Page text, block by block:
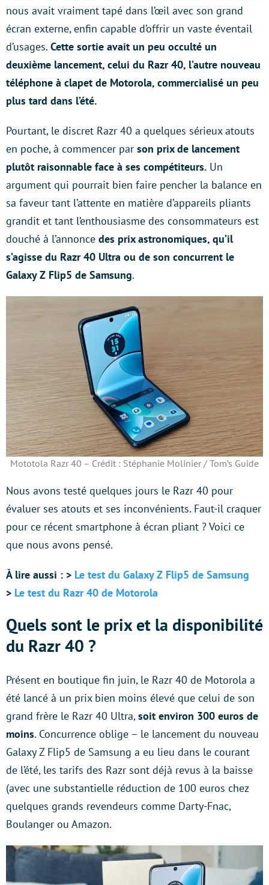
nous avait vraiment tapé dans l’œil avec son grand
écran externe, enfin capable d’offrir un vaste éventail
d’usages. Cette sortie avait un peu occulté un
deuxième lancement, celui du Razr 40, l’autre nouveau
téléphone à clapet de Motorola, commercialisé un peu
plus tard dans l’été.
Pourtant, le discret Razr 40 a quelques sérieux atouts
en poche, à commencer par son prix de lancement
plutôt raisonnable face à ses compétiteurs. Un
argument qui pourrait bien faire pencher la balance en
sa faveur tant l’attente en matière d’appareils pliants
grandit et tant l’enthousiasme des consommateurs est
douché à l’annonce des prix astronomiques, qu’il
s’agisse du Razr 40 Ultra ou de son concurrent le
Galaxy Z Flip5 de Samsung.
Mototola Razr 40 – Crédit : Stéphanie Molinier / Tom’s Guide
Nous avons testé quelques jours le Razr 40 pour
évaluer ses atouts et ses inconvénients. Faut-il craquer
pour ce récent smartphone à écran pliant ? Voici ce
que nous avons pensé.
À lire aussi : > Le test du Galaxy Z Flip5 de Samsung
> Le test du Razr 40 de Motorola
Quels sont le prix et la disponibilité
du Razr 40 ?
Présent en boutique fin juin, le Razr 40 de Motorola a
été lancé à un prix bien moins élevé que celui de son
grand frère le Razr 40 Ultra,soit environ 300 euros de
moins. Concurrence oblige – le lancement du nouveau
Galaxy Z Flip5 de Samsung a eu lieu dans le courant
de l’été, les tarifs des Razr sont déjà revus à la baisse
(avec une substantielle réduction de 100 euros chez
quelques grands revendeurs comme Darty-Fnac,
Boulanger ou Amazon.